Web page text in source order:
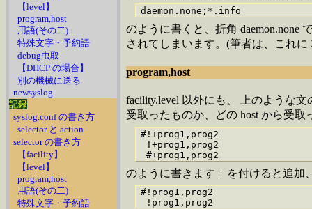
【level】
program,host
用語(その二)
特殊文字・予約語
debug虫取
【DHCP の場合】
別の機械に送る
newsyslog
記録
syslog.conf の書き方
selector と action
selector の書き方
【facility】
【level】
program,host
用語(その二)
特殊文字・予約語
のように書くと、折角 daemon.none
されてしまいます。(筆者は、これに
program,host
facility.level 以外にも、 上のような文
受取ったものか、どの host から受
#!+prog1,prog2
!+prog1,prog2
のように書きます + を付けると追加
#!prog1,prog2